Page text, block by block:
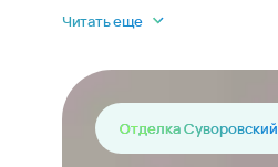
Читать еще
Отделка Суворовский